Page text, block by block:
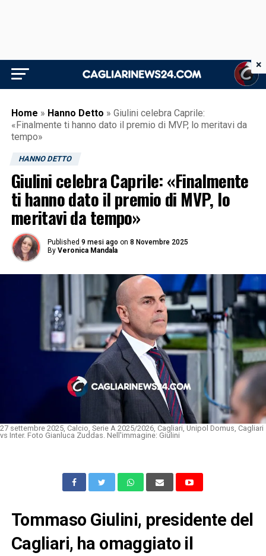
Home » Hanno Detto » Giulini celebra Caprile:
«Finalmente ti hanno dato il premio di MVP, lo meritavi da
tempo»
HANNO DETTO
Giulini celebra Caprile: «Finalmente
ti hanno dato il premio di MVP, lo
meritavi da tempo»
Published 9 mesi ago on 8 Novembre 2025
By Veronica Mandala
27 settembre 2025, Calcio, Serie A 2025/2026, Cagliari, Unipol Domus, Cagliari
vs Inter. Foto Gianluca Zuddas. Nell'immagine: Giulini
Tommaso Giulini, presidente del
Cagliari, ha omaggiato il
×